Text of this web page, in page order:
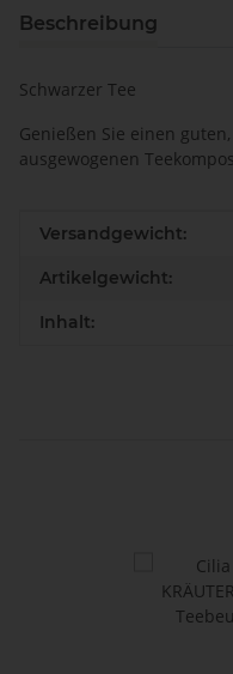
Beschreibung
Schwarzer Tee
Genießen Sie einen
ausgewogenen
Produkteigenschaft
Wert
Versandgewicht:
Artikelgewicht:
Inhalt: